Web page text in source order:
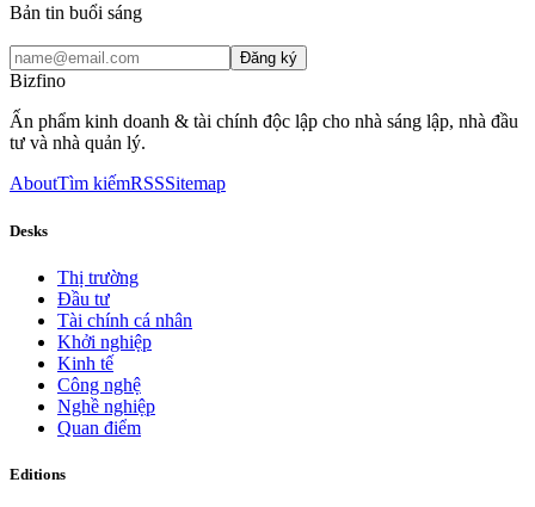
Bản tin buổi sáng
Đăng ký
Bizfino
Ấn phẩm kinh doanh & tài chính độc lập cho nhà sáng lập, nhà đầu
tư và nhà quản lý.
AboutTìm kiếmRSSSitemap
Desks
Thị trường
Đầu tư
Tài chính cá nhân
Khởi nghiệp
Kinh tế
Công nghệ
Nghề nghiệp
Quan điểm
Editions